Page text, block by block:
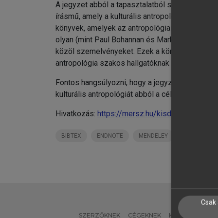
A jegyzet abból a tapasztalatból született,
írásmű, amely a kulturális antropológia
könyvek, amelyek az antropológiai kutatás
olyan (mint Paul Bohannan és Mark Glazer
közöl szemelvényeket. Ezek a könyvek nagy
antropológia szakos hallgatóknak túlontúl
Fontos hangsúlyozni, hogy a jegyzet nem
kulturális antropológiát abból a célból
Hivatkozás: https://mersz.hu/kisdi-a-
BIBTEX ENDNOTE MENDELEY
SZERZŐKNEK CÉGEKNEK
Csak